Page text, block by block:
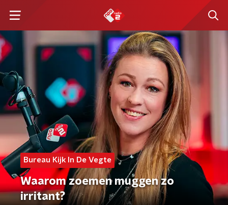
Bureau Kijk In De Vegte
Waarom zoemen muggen zo
irritant?